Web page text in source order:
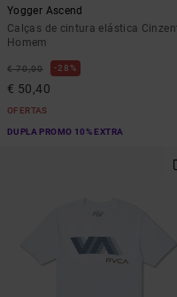
Yogger Ascend
Calças de cintura elástica
Homem
€ 70,00 28%
€ 50,40
OFERTAS
DUPLA PROMO 10% EXTRA